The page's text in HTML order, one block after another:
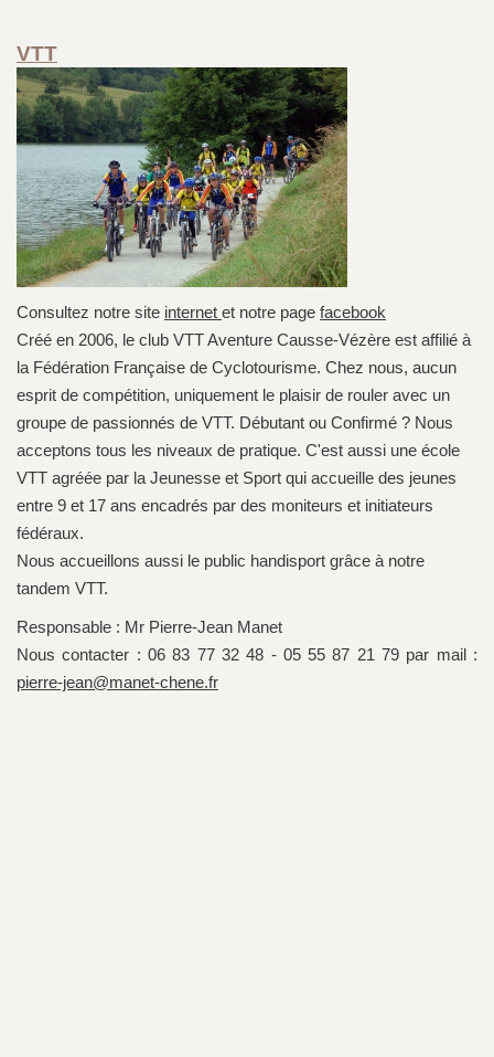
VTT
Consultez notre site internet et notre page facebook
Créé en 2006, le club VTT Aventure Causse-Vézère est affilié à
la Fédération Française de Cyclotourisme. Chez nous, aucun
esprit de compétition, uniquement le plaisir de rouler avec un
groupe de passionnés de VTT. Débutant ou Confirmé ? Nous
acceptons tous les niveaux de pratique. C'est aussi une école
VTT agréée par la Jeunesse et Sport qui accueille des jeunes
entre 9 et 17 ans encadrés par des moniteurs et initiateurs
fédéraux.
Nous accueillons aussi le public handisport grâce à notre
tandem VTT.
Responsable : Mr Pierre-Jean Manet
Nous contacter : 06 83 77 32 48 - 05 55 87 21 79 par mail :
pierre-jean@manet-chene.fr